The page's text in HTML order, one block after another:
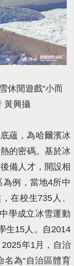
休閒遊戲“小而
黃興攝
蘊，為哈爾濱冰
的密碼。基於冰
備人才，開設相
例，當地4所中
在校生735人、
學成立冰雪運動
生15人。自2014
年1月，自治
名為“自治區體育